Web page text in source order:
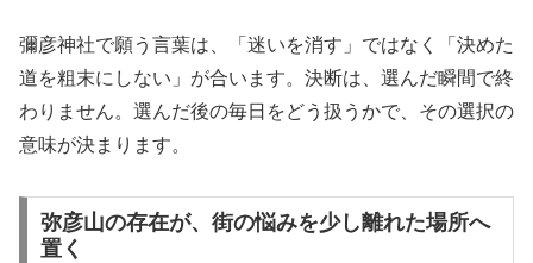
彌彦神社で願う言葉は、「迷いを消す」ではなく「決めた
道を粗末にしない」が合います。決断は、選んだ瞬間で終
わりません。選んだ後の毎日をどう扱うかで、その選択の
意味が決まります。
弥彦山の存在が、街の悩みを少し離れた場所へ
置く